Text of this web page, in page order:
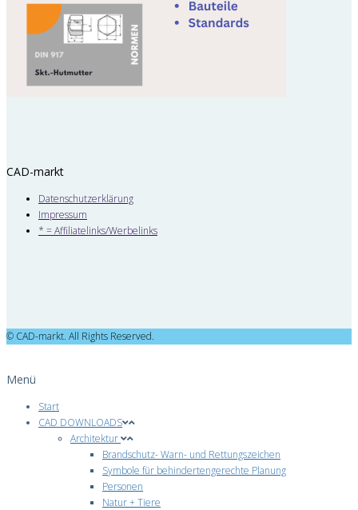
CAD-markt
Datenschutzerklärung
Impressum
* = Affiliatelinks/Werbelinks
© CAD-markt. All Rights Reserved.
Menü
Start
CAD DOWNLOADS
Architektur
Brandschutz- Warn- und Rettungszeichen
Symbole für behindertengerechte Planung
Personen
Natur + Tiere